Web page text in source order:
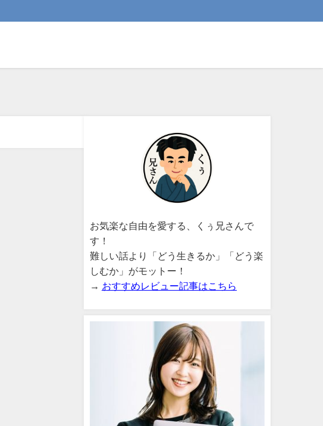
お気楽な自由を愛する、くぅ兄さんで
す！
難しい話より「どう生きるか」「どう楽
しむか」がモットー！
→ おすすめレビュー記事はこちら